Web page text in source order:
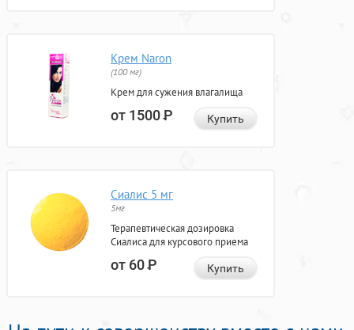
Крем Naron
(100 мг)
Крем для сужения влагалища
от 1500Р Купить
Сиалис 5 мг
5мг
Терапевтическая дозировка
Сиалиса для курсового приема
от 60Р Купить